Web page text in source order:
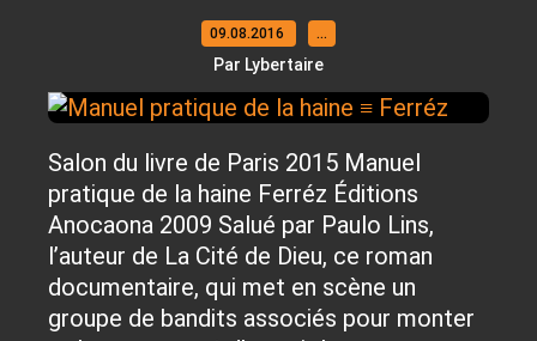
09.08.2016 …
Par Lybertaire
Salon du livre de Paris 2015 Manuel
pratique de la haine Ferréz Éditions
Anocaona 2009 Salué par Paulo Lins,
l’auteur de La Cité de Dieu, ce roman
documentaire, qui met en scène un
groupe de bandits associés pour monter